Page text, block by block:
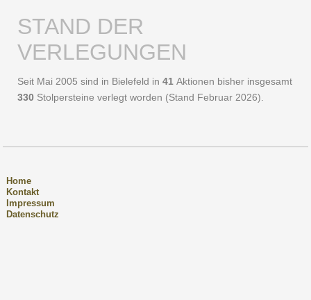
STAND DER
VERLEGUNGEN
Seit Mai 2005 sind in Bielefeld in41 Aktionen bisher insgesamt
330 Stolpersteine verlegt worden (Stand Februar 2026).
Home
Kontakt
Impressum
Datenschutz